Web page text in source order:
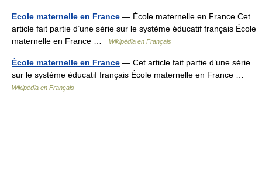
Ecole maternelle en France — École maternelle en France Cet
article fait partie d’une série sur le système éducatif français École
maternelle en France …
Wikipédia en Français
École maternelle en France — Cet article fait partie d’une série
sur le système éducatif français École maternelle en France …
Wikipédia en Français